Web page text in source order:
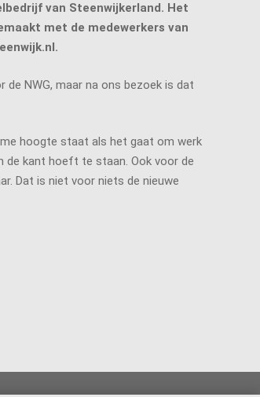
van Steenwijkerland. Het
met de medewerkers van
NWG, maar na ons bezoek is dat
hoogte staat als het gaat om werk
de kant hoeft te staan. Ook voor de
Dat is niet voor niets de nieuwe